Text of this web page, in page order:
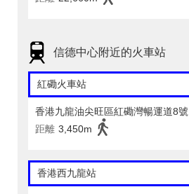
信德中心附近的火車站
紅磡火車站
香港九龍油尖旺區紅磡灣暢運道8號
距離 3,450m
香港西九龍站